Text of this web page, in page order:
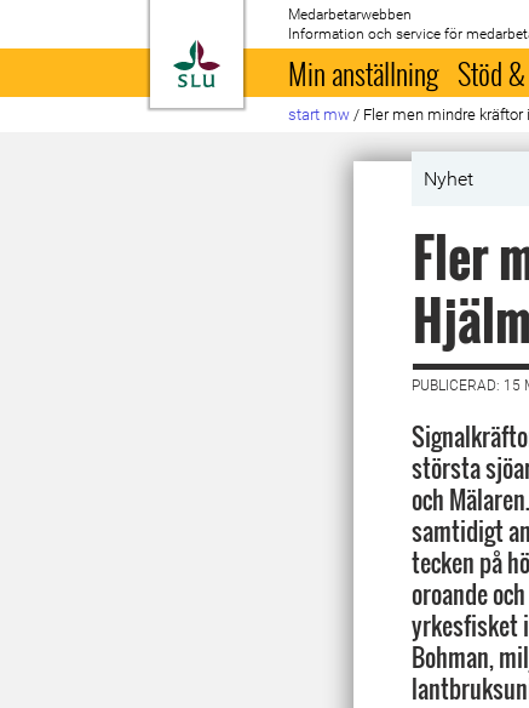
Till startsida
Medarbetarwebben
Information och service för
Min anställning Stöd
start mw / Fler men mindre
Nyhet
Fler
PUBLICERAD:
största
och
samtidigt
tecken på
oroande
yrkesfisket
Bohman,